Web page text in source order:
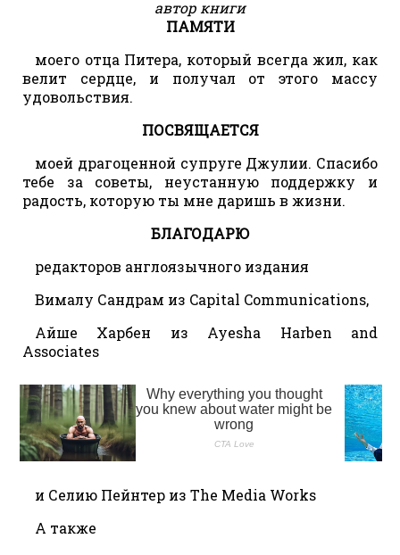
автор книги
ПАМЯТИ
моего отца Питера, который всегда жил, как
велит сердце, и получал от этого массу
удовольствия.
ПОСВЯЩАЕТСЯ
моей драгоценной супруге Джулии. Спасибо
тебе за советы, неустанную поддержку и
радость, которую ты мне даришь в жизни.
БЛАГОДАРЮ
редакторов англоязычного издания
Вималу Сандрам из Capital Communications,
Айше Харбен из Ayesha Harben and
Associates
и Селию Пейнтер из The Media Works
А также